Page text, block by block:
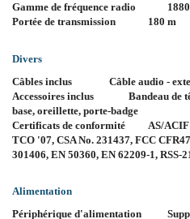
Gamme de fréquence radio
Portée de transmission
180 m
Divers
Câbles inclus
Câble audio -
Accessoires inclus
Bandeau de
base, oreillette, porte-badge
Certificats de conformité
AS/
TCO '07, CSA No. 231437, FCC
301406, EN 50360, EN 62209-1, RSS-
Alimentation
Périphérique d'alimentation